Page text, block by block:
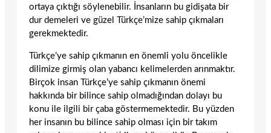
ortaya çıktığı söylenebilir. İnsanların bu gidişata bir
dur demeleri ve güzel Türkçe’mize sahip çıkmaları
gerekmektedir.
Türkçe’ye sahip çıkmanın en önemli yolu öncelikle
dilimize girmiş olan yabancı kelimelerden arınmaktır.
Birçok insan Türkçe’ye sahip çıkmanın önemi
hakkında bir bilince sahip olmadığından dolayı bu
konu ile ilgili bir çaba göstermemektedir. Bu yüzden
her insanın bu bilince sahip olması için bir takım